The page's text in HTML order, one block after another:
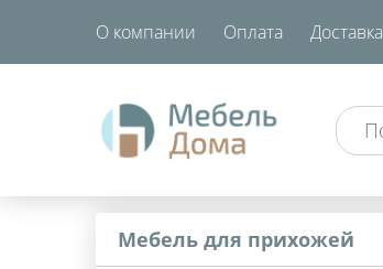
О компании Оплата Доставка
Мебель для прихожей